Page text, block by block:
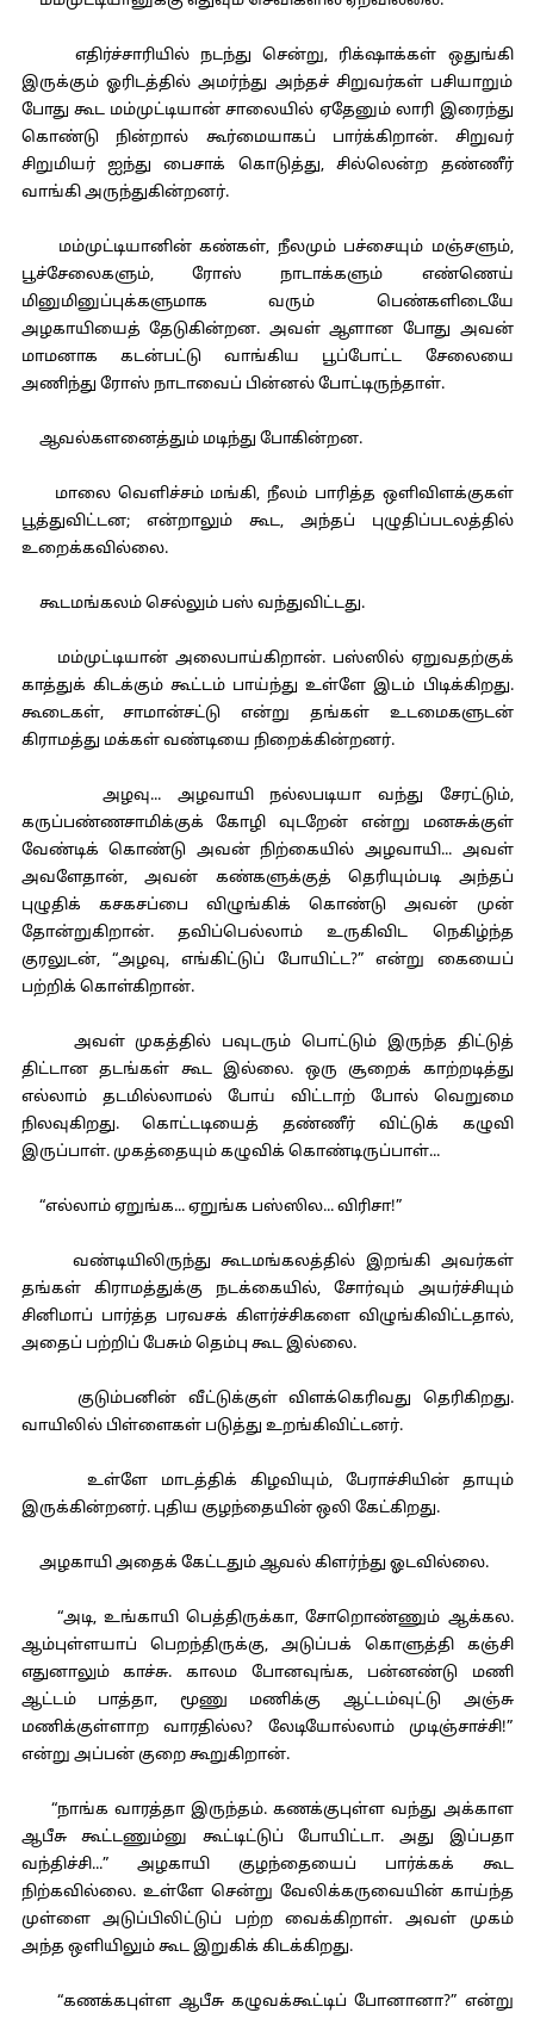
எதிர்ச்சாரியில் நடந்து சென்று, ரிக்‌ஷாக்கள் ஒதுங்கி
இருக்கும் ஓரிடத்தில் அமர்ந்து அந்தச் சிறுவர்கள் பசியாறும்
போது கூட மம்முட்டியான் சாலையில் ஏதேனும் லாரி இரைந்து
கொண்டு நின்றால் கூர்மையாகப் பார்க்கிறான். சிறுவர்
சிறுமியர் ஐந்து பைசாக் கொடுத்து, சில்லென்ற தண்ணீர்
வாங்கி அருந்துகின்றனர்.
மம்முட்டியானின் கண்கள், நீலமும் பச்சையும் மஞ்சளும்,
பூச்சேலைகளும், ரோஸ் நாடாக்களும் எண்ணெய்
மினுமினுப்புக்களுமாக வரும் பெண்களிடையே
அழகாயியைத் தேடுகின்றன. அவள் ஆளான போது அவன்
மாமனாக கடன்பட்டு வாங்கிய பூப்போட்ட சேலையை
அணிந்து ரோஸ் நாடாவைப் பின்னல் போட்டிருந்தாள்.
ஆவல்களனைத்தும் மடிந்து போகின்றன.
மாலை வெளிச்சம் மங்கி, நீலம் பாரித்த ஒளிவிளக்குகள்
பூத்துவிட்டன; என்றாலும் கூட, அந்தப் புழுதிப்படலத்தில்
உறைக்கவில்லை.
கூடமங்கலம் செல்லும் பஸ் வந்துவிட்டது.
மம்முட்டியான் அலைபாய்கிறான். பஸ்ஸில் ஏறுவதற்குக்
காத்துக் கிடக்கும் கூட்டம் பாய்ந்து உள்ளே இடம் பிடிக்கிறது.
கூடைகள், சாமான்சட்டு என்று தங்கள் உடமைகளுடன்
கிராமத்து மக்கள் வண்டியை நிறைக்கின்றனர்.
அழவு... அழவாயி நல்லபடியா வந்து சேரட்டும்,
கருப்பண்ணசாமிக்குக் கோழி வுடறேன் என்று மனசுக்குள்
வேண்டிக் கொண்டு அவன் நிற்கையில் அழவாயி... அவள்
அவளேதான், அவன் கண்களுக்குத் தெரியும்படி அந்தப்
புழுதிக் கசகசப்பை விழுங்கிக் கொண்டு அவன் முன்
தோன்றுகிறான். தவிப்பெல்லாம் உருகிவிட நெகிழ்ந்த
குரலுடன், “அழவு, எங்கிட்டுப் போயிட்ட?” என்று கையைப்
பற்றிக் கொள்கிறான்.
அவள் முகத்தில் பவுடரும் பொட்டும் இருந்த திட்டுத்
திட்டான தடங்கள் கூட இல்லை. ஒரு சூறைக் காற்றடித்து
எல்லாம் தடமில்லாமல் போய் விட்டாற் போல் வெறுமை
நிலவுகிறது. கொட்டடியைத் தண்ணீர் விட்டுக் கழுவி
இருப்பாள். முகத்தையும் கழுவிக் கொண்டிருப்பாள்...
“எல்லாம் ஏறுங்க... ஏறுங்க பஸ்ஸில... விரிசா!”
வண்டியிலிருந்து கூடமங்கலத்தில் இறங்கி அவர்கள்
தங்கள் கிராமத்துக்கு நடக்கையில், சோர்வும் அயர்ச்சியும்
சினிமாப் பார்த்த பரவசக் கிளர்ச்சிகளை விழுங்கிவிட்டதால்,
அதைப் பற்றிப் பேசும் தெம்பு கூட இல்லை.
குடும்பனின் வீட்டுக்குள் விளக்கெரிவது தெரிகிறது.
வாயிலில் பிள்ளைகள் படுத்து உறங்கிவிட்டனர்.
உள்ளே மாடத்திக் கிழவியும், பேராச்சியின் தாயும்
இருக்கின்றனர். புதிய குழந்தையின் ஒலி கேட்கிறது.
அழகாயி அதைக் கேட்டதும் ஆவல் கிளர்ந்து ஓடவில்லை.
“அடி, உங்காயி பெத்திருக்கா, சோறொண்ணும் ஆக்கல.
ஆம்புள்ளயாப் பெறந்திருக்கு, அடுப்பக் கொளுத்தி கஞ்சி
எதுனாலும் காச்சு. காலம போனவுங்க, பன்னண்டு மணி
ஆட்டம் பாத்தா, மூணு மணிக்கு ஆட்டம்வுட்டு அஞ்சு
மணிக்குள்ளாற வாரதில்ல? லேடியோல்லாம் முடிஞ்சாச்சி!”
என்று அப்பன் குறை கூறுகிறான்.
“நாங்க வாரத்தா இருந்தம். கணக்குபுள்ள வந்து அக்காள
ஆபீசு கூட்டணும்னு கூட்டிட்டுப் போயிட்டா. அது இப்பதா
வந்திச்சி...” அழகாயி குழந்தையைப் பார்க்கக் கூட
நிற்கவில்லை. உள்ளே சென்று வேலிக்கருவையின் காய்ந்த
முள்ளை அடுப்பிலிட்டுப் பற்ற வைக்கிறாள். அவள் முகம்
அந்த ஒளியிலும் கூட இறுகிக் கிடக்கிறது.
“கணக்கபுள்ள ஆபீசு கழுவக்கூட்டிப் போனானா?” என்று